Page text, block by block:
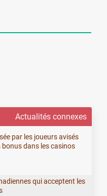
Actualités connexes
par les joueurs avisés
dans les casinos
qui acceptent les